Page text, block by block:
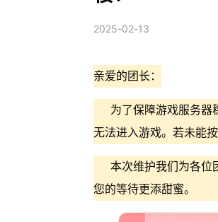
2025-02-13
亲爱的团长：
为了保障游戏服务器稳
无法进入游戏。若未能
本次维护我们为各位
您的等待更添甜蜜。